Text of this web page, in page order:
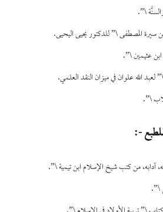
\”.
المصطفى \” للدكتور يحيى اليحيى.
عثيمين \”.
الله علوان في ميزان النقد العلمي.
\”.
-:
من كتب شيخ الإسلام ابن تيمية \”.
\”.